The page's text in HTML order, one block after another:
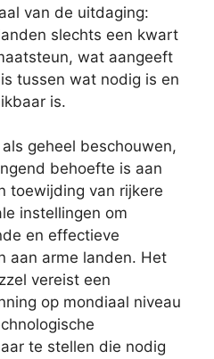
van de uitdaging:
slechts een kwart
wat aangeeft
tussen wat nodig is en
is.
geheel beschouwen,
behoefte is aan
toewijding van rijkere
instellingen om
en effectieve
aan arme landen. Het
vereist een
op mondiaal niveau
te stellen die nodig